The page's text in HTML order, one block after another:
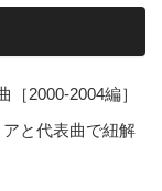
2000-2004編］
と代表曲で紐解